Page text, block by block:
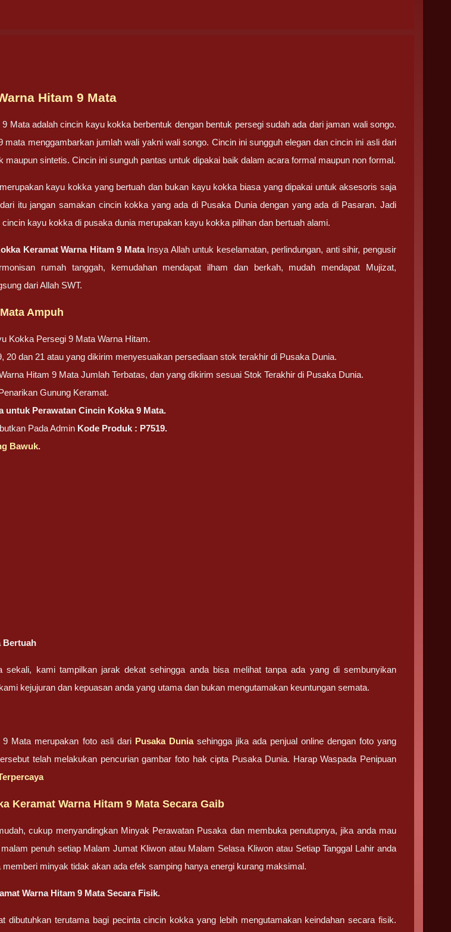
Hitam 9 Mata
Mata adalah cincin kayu kokka berbentuk dengan bentuk persegi sudah ada dari jaman wali songo.
mata menggambarkan jumlah wali yakni wali songo. Cincin ini sungguh elegan dan cincin ini asli dari
maupun sintetis. Cincin ini sunguh pantas untuk dipakai baik dalam acara formal maupun non formal.
kayu kokka yang bertuah dan bukan kayu kokka biasa yang dipakai untuk aksesoris saja
itu jangan samakan cincin kokka yang ada di Pusaka Dunia dengan yang ada di Pasaran. Jadi
kayu kokka di pusaka dunia merupakan kayu kokka pilihan dan bertuah alami.
Keramat Warna Hitam 9 Mata Insya Allah untuk keselamatan, perlindungan, anti sihir, pengusir
rumah tanggah, kemudahan mendapat ilham dan berkah, mudah mendapat Mujizat,
dari Allah SWT.
Ampuh
Kokka Persegi 9 Mata Warna Hitam.
20 dan 21 atau yang dikirim menyesuaikan persediaan stok terakhir di Pusaka Dunia.
Hitam 9 Mata Jumlah Terbatas, dan yang dikirim sesuai Stok Terakhir di Pusaka Dunia.
Gunung Keramat.
untuk Perawatan Cincin Kokka 9 Mata.
Pada Admin Kode Produk : P7519.
Bawuk.
Bertuah
sekali, kami tampilkan jarak dekat sehingga anda bisa melihat tanpa ada yang di sembunyikan
kejujuran dan kepuasan anda yang utama dan bukan mengutamakan keuntungan semata.
Mata merupakan foto asli dari Pusaka Duniasehingga jika ada penjual online dengan foto yang
telah melakukan pencurian gambar foto hak cipta Pusaka Dunia. Harap Waspada Penipuan
Keramat Warna Hitam 9 Mata Secara Gaib
cukup menyandingkan Minyak Perawatan Pusaka dan membuka penutupnya, jika anda mau
penuh setiap Malam Jumat Kliwon atau Malam Selasa Kliwon atau Setiap Tanggal Lahir anda
minyak tidak akan ada efek samping hanya energi kurang maksimal.
Warna Hitam 9 Mata Secara Fisik.
dibutuhkan terutama bagi pecinta cincin kokka yang lebih mengutamakan keindahan secara fisik.